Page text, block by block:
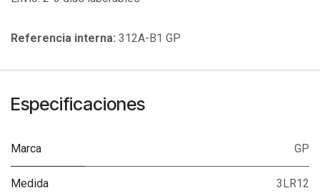
Referencia interna: 312A-B1 GP
Especificaciones
Marca GP
Medida 3LR12